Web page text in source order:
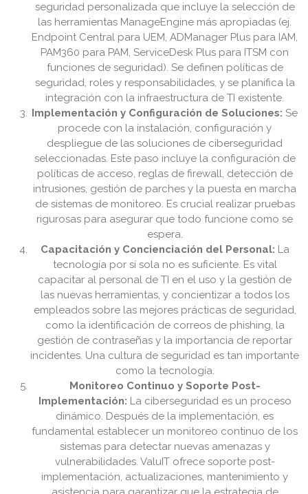
seguridad personalizada que incluye la selección de
las herramientas ManageEngine más apropiadas (ej.
Endpoint Central para UEM, ADManager Plus para IAM,
PAM360 para PAM, ServiceDesk Plus para ITSM con
funciones de seguridad). Se definen políticas de
seguridad, roles y responsabilidades, y se planifica la
integración con la infraestructura de TI existente.
Implementación y Configuración de Soluciones: Se
procede con la instalación, configuración y
despliegue de las soluciones de ciberseguridad
seleccionadas. Este paso incluye la configuración de
políticas de acceso, reglas de firewall, detección de
intrusiones, gestión de parches y la puesta en marcha
de sistemas de monitoreo. Es crucial realizar pruebas
rigurosas para asegurar que todo funcione como se
espera.
Capacitación y Concienciación del Personal: La
tecnología por sí sola no es suficiente. Es vital
capacitar al personal de TI en el uso y la gestión de
las nuevas herramientas, y concientizar a todos los
empleados sobre las mejores prácticas de seguridad,
como la identificación de correos de phishing, la
gestión de contraseñas y la importancia de reportar
incidentes. Una cultura de seguridad es tan importante
como la tecnología.
Monitoreo Continuo y Soporte Post-
Implementación: La ciberseguridad es un proceso
dinámico. Después de la implementación, es
fundamental establecer un monitoreo continuo de los
sistemas para detectar nuevas amenazas y
vulnerabilidades. ValuIT ofrece soporte post-
implementación, actualizaciones, mantenimiento y